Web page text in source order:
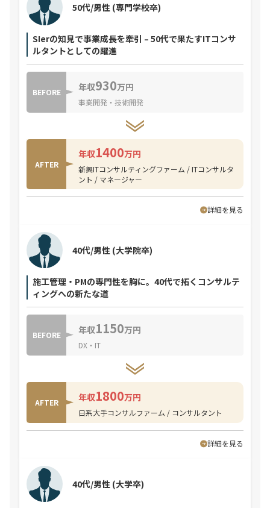
SIerの知見で事業成長を牽引 – 50代で果たすITコンサ
ルタントとしての躍進
50代/男性 (専門学校卒)
BEFORE 年収930万円
事業開発・技術開発
AFTER
年収1400万円
新興ITコンサルティングファーム / ITコンサルタ
ント / マネージャー
詳細を見る
施工管理・PMの専門性を胸に。40代で拓くコンサルテ
ィングへの新たな道
40代/男性 (大学院卒)
BEFORE 年収1150万円
DX・IT
AFTER 年収1800万円
日系大手コンサルファーム / コンサルタント
詳細を見る
40代/男性 (大学卒)